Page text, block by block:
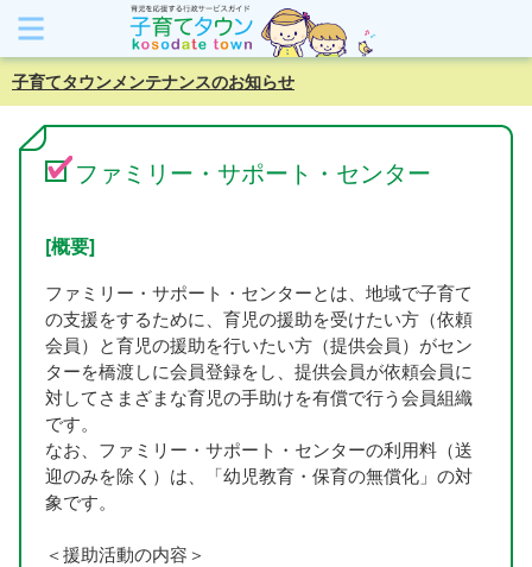
子育てタウンメンテナンスのお知らせ
ファミリー・サポート・センター
[概要]
ファミリー・サポート・センターとは、地域で子育て
の支援をするために、育児の援助を受けたい方（依頼
会員）と育児の援助を行いたい方（提供会員）がセン
ターを橋渡しに会員登録をし、提供会員が依頼会員に
対してさまざまな育児の手助けを有償で行う会員組織
です。
なお、ファミリー・サポート・センターの利用料（送
迎のみを除く）は、「幼児教育・保育の無償化」の対
象です。
＜援助活動の内容＞